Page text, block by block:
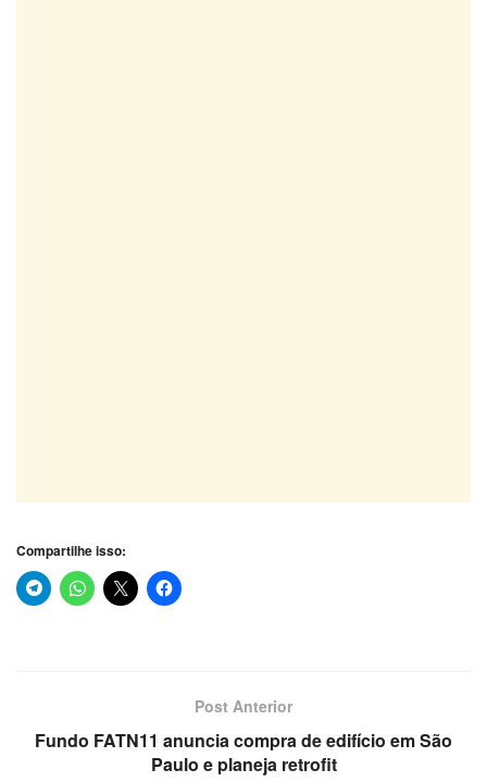
Compartilhe isso:
Post Anterior
Fundo FATN11 anuncia compra de edifício em São
Paulo e planeja retrofit